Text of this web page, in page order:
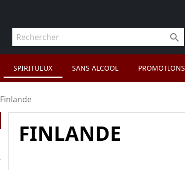

SPIRITUEUX SANS ALCOOL PROMOTIONS
Finlande
FINLANDE